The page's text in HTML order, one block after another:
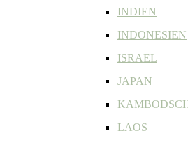
INDIEN
INDONESIEN
ISRAEL
JAPAN
LAOS